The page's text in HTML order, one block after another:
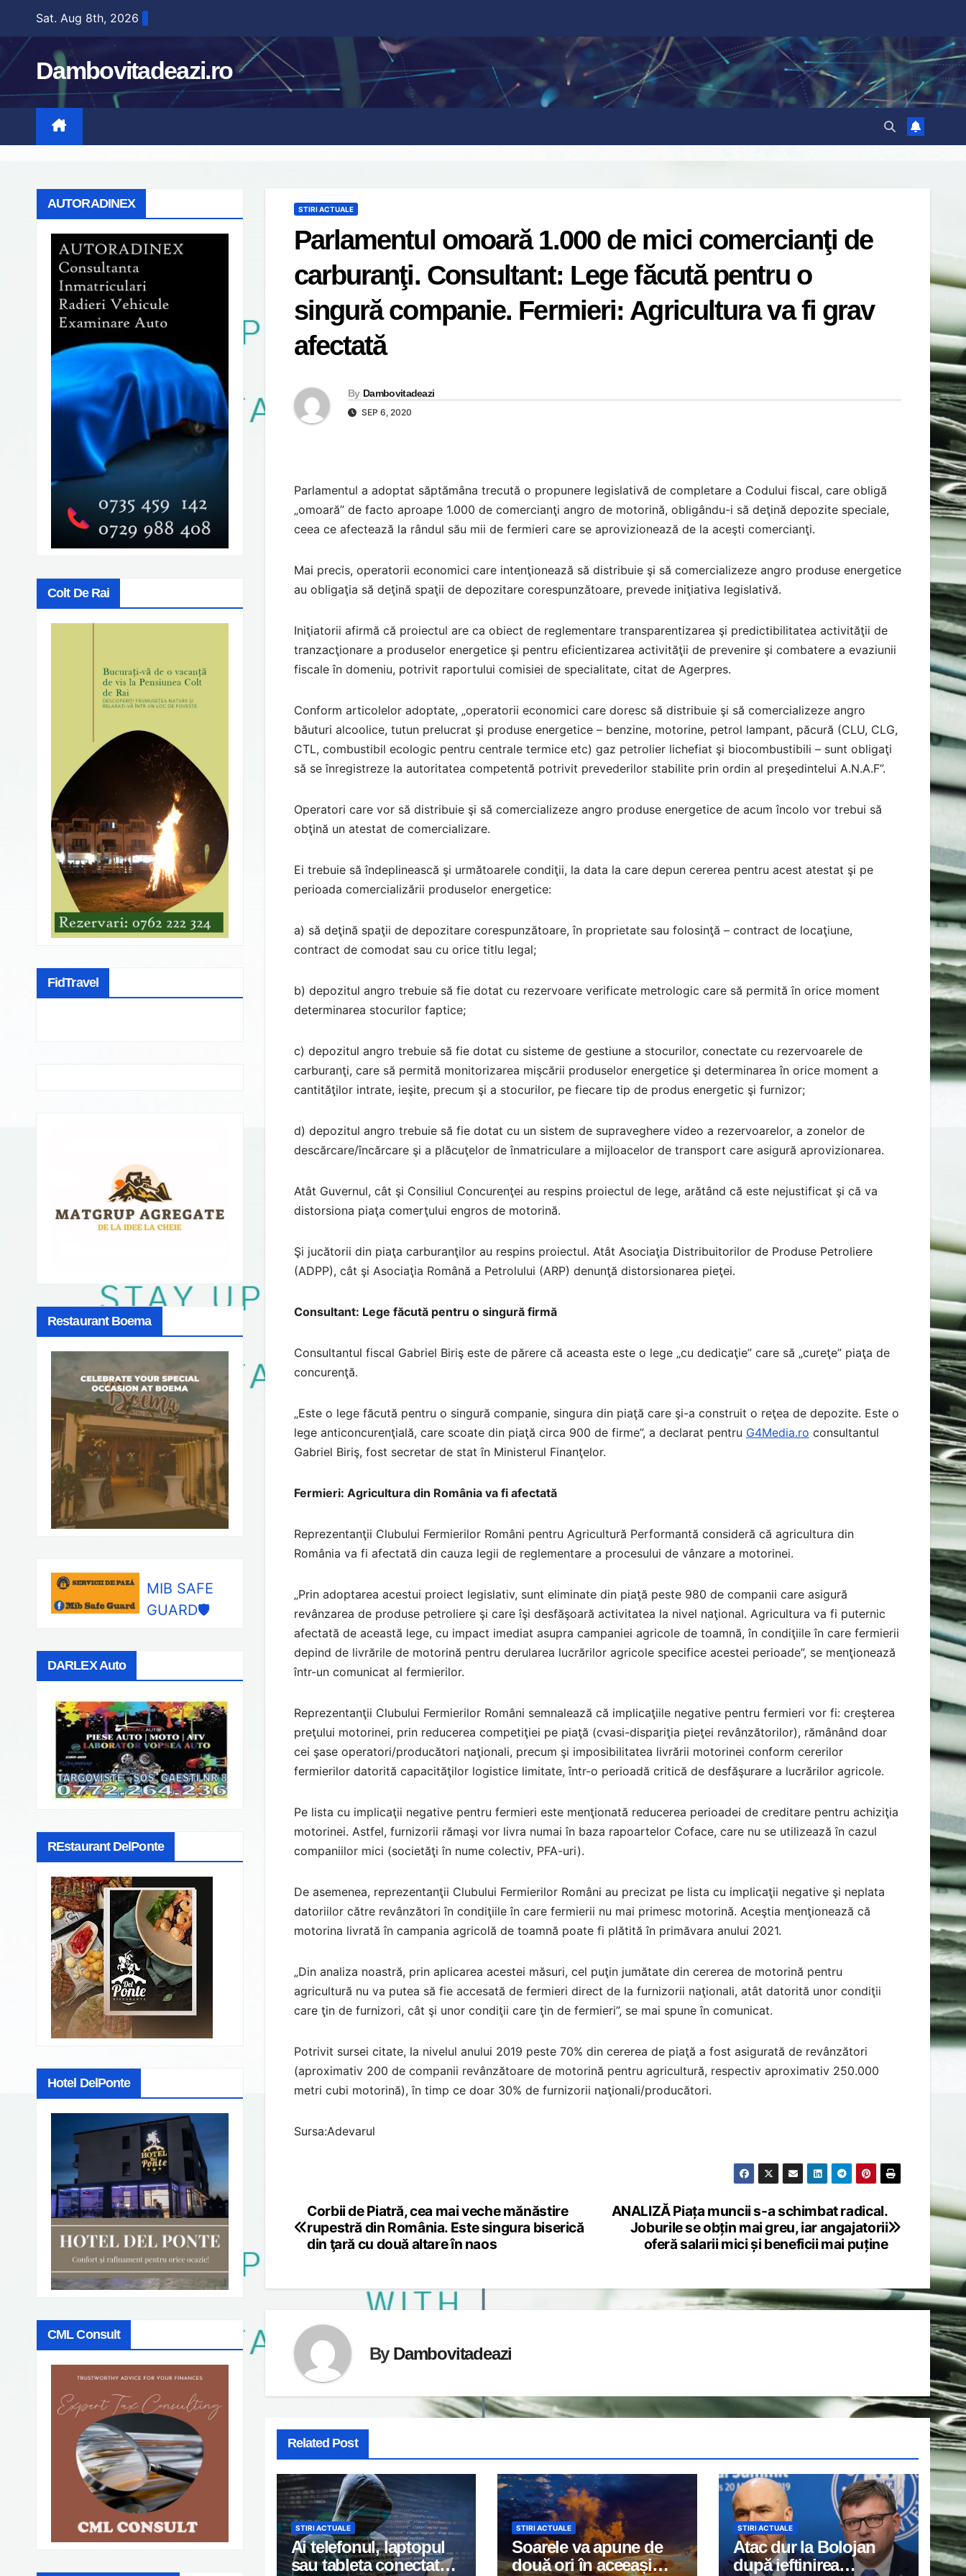
content
Sat. Aug 8th, 2026
Dambovitadeazi.ro
AUTORADINEX
Colt De Rai
FidTravel
Restaurant Boema
MIB SAFE
GUARD🛡️
DARLEX Auto
REstaurant DelPonte
Hotel DelPonte
CML Consult
STIRI ACTUALE
Parlamentul omoară 1.000 de mici comercianţi de
carburanţi. Consultant: Lege făcută pentru o
singură companie. Fermieri: Agricultura va fi grav
afectată
By Dambovitadeazi
SEP 6, 2020
Parlamentul a adoptat săptămâna trecută o propunere legislativă de completare a Codului fiscal, care obligă
„omoară” de facto aproape 1.000 de comercianţi angro de motorină, obligându-i să deţină depozite speciale,
ceea ce afectează la rândul său mii de fermieri care se aprovizionează de la aceşti comercianţi.
Mai precis, operatorii economici care intenţionează să distribuie şi să comercializeze angro produse energetice
au obligaţia să deţină spaţii de depozitare corespunzătoare, prevede iniţiativa legislativă.
Iniţiatorii afirmă că proiectul are ca obiect de reglementare transparentizarea şi predictibilitatea activităţii de
tranzacţionare a produselor energetice şi pentru eficientizarea activităţii de prevenire şi combatere a evaziunii
fiscale în domeniu, potrivit raportului comisiei de specialitate, citat de Agerpres.
Conform articolelor adoptate, „operatorii economici care doresc să distribuie şi să comercializeze angro
băuturi alcoolice, tutun prelucrat şi produse energetice – benzine, motorine, petrol lampant, păcură (CLU, CLG,
CTL, combustibil ecologic pentru centrale termice etc) gaz petrolier lichefiat şi biocombustibili – sunt obligaţi
să se înregistreze la autoritatea competentă potrivit prevederilor stabilite prin ordin al preşedintelui A.N.A.F”.
Operatori care vor să distribuie şi să comercializeze angro produse energetice de acum încolo vor trebui să
obţină un atestat de comercializare.
Ei trebuie să îndeplinească şi următoarele condiţii, la data la care depun cererea pentru acest atestat şi pe
perioada comercializării produselor energetice:
a) să deţină spaţii de depozitare corespunzătoare, în proprietate sau folosinţă – contract de locaţiune,
contract de comodat sau cu orice titlu legal;
b) depozitul angro trebuie să fie dotat cu rezervoare verificate metrologic care să permită în orice moment
determinarea stocurilor faptice;
c) depozitul angro trebuie să fie dotat cu sisteme de gestiune a stocurilor, conectate cu rezervoarele de
carburanţi, care să permită monitorizarea mişcării produselor energetice şi determinarea în orice moment a
cantităţilor intrate, ieşite, precum şi a stocurilor, pe fiecare tip de produs energetic şi furnizor;
d) depozitul angro trebuie să fie dotat cu un sistem de supraveghere video a rezervoarelor, a zonelor de
descărcare/încărcare şi a plăcuţelor de înmatriculare a mijloacelor de transport care asigură aprovizionarea.
Atât Guvernul, cât şi Consiliul Concurenţei au respins proiectul de lege, arătând că este nejustificat şi că va
distorsiona piaţa comerţului engros de motorină.
Şi jucătorii din piaţa carburanţilor au respins proiectul. Atât Asociaţia Distribuitorilor de Produse Petroliere
(ADPP), cât şi Asociaţia Română a Petrolului (ARP) denunţă distorsionarea pieţei.
Consultant: Lege făcută pentru o singură firmă
Consultantul fiscal Gabriel Biriş este de părere că aceasta este o lege „cu dedicaţie” care să „cureţe” piaţa de
concurenţă.
„Este o lege făcută pentru o singură companie, singura din piaţă care şi-a construit o reţea de depozite. Este o
lege anticoncurenţială, care scoate din piaţă circa 900 de firme”, a declarat pentru G4Media.ro consultantul
Gabriel Biriş, fost secretar de stat în Ministerul Finanţelor.
Fermieri: Agricultura din România va fi afectată
Reprezentanţii Clubului Fermierilor Români pentru Agricultură Performantă consideră că agricultura din
România va fi afectată din cauza legii de reglementare a procesului de vânzare a motorinei.
„Prin adoptarea acestui proiect legislativ, sunt eliminate din piaţă peste 980 de companii care asigură
revânzarea de produse petroliere şi care îşi desfăşoară activitatea la nivel naţional. Agricultura va fi puternic
afectată de această lege, cu impact imediat asupra campaniei agricole de toamnă, în condiţiile în care fermierii
depind de livrările de motorină pentru derularea lucrărilor agricole specifice acestei perioade”, se menţionează
într-un comunicat al fermierilor.
Reprezentanţii Clubului Fermierilor Români semnalează că implicaţiile negative pentru fermieri vor fi: creşterea
preţului motorinei, prin reducerea competiţiei pe piaţă (cvasi-dispariţia pieţei revânzătorilor), rămânând doar
cei şase operatori/producători naţionali, precum şi imposibilitatea livrării motorinei conform cererilor
fermierilor datorită capacităţilor logistice limitate, într-o perioadă critică de desfăşurare a lucrărilor agricole.
Pe lista cu implicaţii negative pentru fermieri este menţionată reducerea perioadei de creditare pentru achiziţia
motorinei. Astfel, furnizorii rămaşi vor livra numai în baza rapoartelor Coface, care nu se utilizează în cazul
companiilor mici (societăţi în nume colectiv, PFA-uri).
De asemenea, reprezentanţii Clubului Fermierilor Români au precizat pe lista cu implicaţii negative şi neplata
datoriilor către revânzători în condiţiile în care fermierii nu mai primesc motorină. Aceştia menţionează că
motorina livrată în campania agricolă de toamnă poate fi plătită în primăvara anului 2021.
„Din analiza noastră, prin aplicarea acestei măsuri, cel puţin jumătate din cererea de motorină pentru
agricultură nu va putea să fie accesată de fermieri direct de la furnizorii naţionali, atât datorită unor condiţii
care ţin de furnizori, cât şi unor condiţii care ţin de fermieri”, se mai spune în comunicat.
Potrivit sursei citate, la nivelul anului 2019 peste 70% din cererea de piaţă a fost asigurată de revânzători
(aproximativ 200 de companii revânzătoare de motorină pentru agricultură, respectiv aproximativ 250.000
metri cubi motorină), în timp ce doar 30% de furnizorii naţionali/producători.
Sursa:Adevarul
Post
navigation
ANALIZĂ Piața muncii s-a schimbat radical.
Joburile se obțin mai greu, iar angajatorii
oferă salarii mici și beneficii mai puține
Corbii de Piatră, cea mai veche mănăstire
rupestră din România. Este singura biserică
din ţară cu două altare în naos
By Dambovitadeazi
Related Post
STIRI ACTUALE
Ai telefonul, laptopul
sau tableta conectate
STIRI ACTUALE
Soarele va apune de
două ori în aceeași
STIRI ACTUALE
Atac dur la Bolojan
după ieftinirea